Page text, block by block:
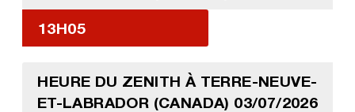
13H05
HEURE DU ZENITH À TERRE-NEUVE-
ET-LABRADOR (CANADA) 03/07/2026